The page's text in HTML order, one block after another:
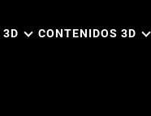
3D CONTENIDOS 3D